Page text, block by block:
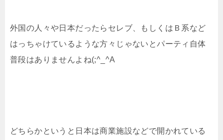
外国の人々や日本だったらセレブ、もしくはＢ系など
はっちゃけているような方々じゃないとパーティ自体
普段はありませんよね(;^_^A
どちらかというと日本は商業施設などで開かれている